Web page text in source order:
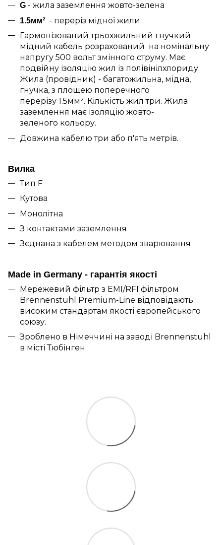
G - жила заземлення жовто-зелена
1.5мм² - переріз мідної жили
Гармонізований трьохжильний гнучкий
мідний кабель розрахований на номінальну
напругу 500 вольт змінного струму. Має
подвійну ізоляцію жил із полівінілхлориду.
Жила (провідник) - багатожильна, мідна,
гнучка, з площею поперечного
перерізу 1.5мм². Кількість жил три. Жила
заземлення має ізоляцію жовто-
зеленого кольору.
Довжина кабелю три або п'ять метрів.
Вилка
Тип F
Кутова
Монолітна
З контактами заземлення
Зєднана з кабелем методом зварювання
Made in Germany - гарантія якості
Мережевий фільтр з EMI/RFI фільтром
Brennenstuhl Premium-Line відповідають
високим стандартам якості європейського
союзу.
Зроблено в Німеччині на заводі Brennenstuhl
в місті Тюбінген.